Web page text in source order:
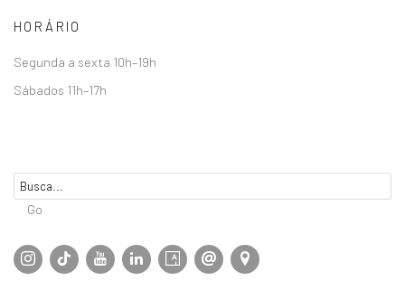
HORÁRIO
Segunda a sexta 10h–19h
Sábados 11h–17h
Go